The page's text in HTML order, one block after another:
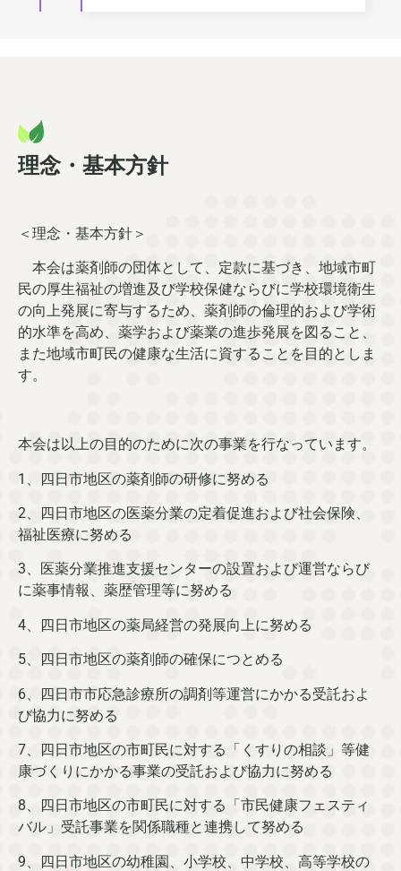
理念・基本方針
＜理念・基本方針＞
本会は薬剤師の団体として、定款に基づき、地域市町
民の厚生福祉の増進及び学校保健ならびに学校環境衛生
の向上発展に寄与するため、薬剤師の倫理的および学術
的水準を高め、薬学および薬業の進歩発展を図ること、
また地域市町民の健康な生活に資することを目的としま
す。
本会は以上の目的のために次の事業を行なっています。
1、四日市地区の薬剤師の研修に努める
2、四日市地区の医薬分業の定着促進および社会保険、
福祉医療に努める
3、医薬分業推進支援センターの設置および運営ならび
に薬事情報、薬歴管理等に努める
4、四日市地区の薬局経営の発展向上に努める
5、四日市地区の薬剤師の確保につとめる
6、四日市市応急診療所の調剤等運営にかかる受託およ
び協力に努める
7、四日市地区の市町民に対する「くすりの相談」等健
康づくりにかかる事業の受託および協力に努める
8、四日市地区の市町民に対する「市民健康フェスティ
バル」受託事業を関係職種と連携して努める
9、四日市地区の幼稚園、小学校、中学校、高等学校の